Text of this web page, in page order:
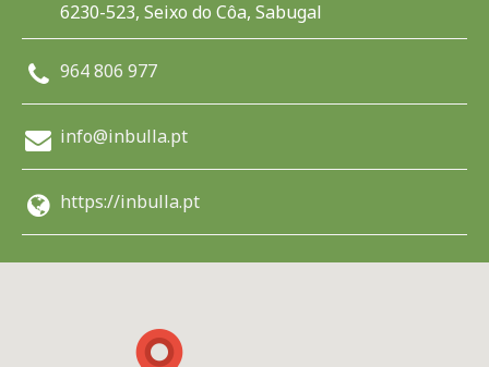
6230-523, Seixo do Côa, Sabugal
964 806 977
info@inbulla.pt
https://inbulla.pt